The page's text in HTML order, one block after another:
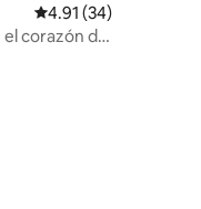
Calificación
4.91 (34)
el corazón de